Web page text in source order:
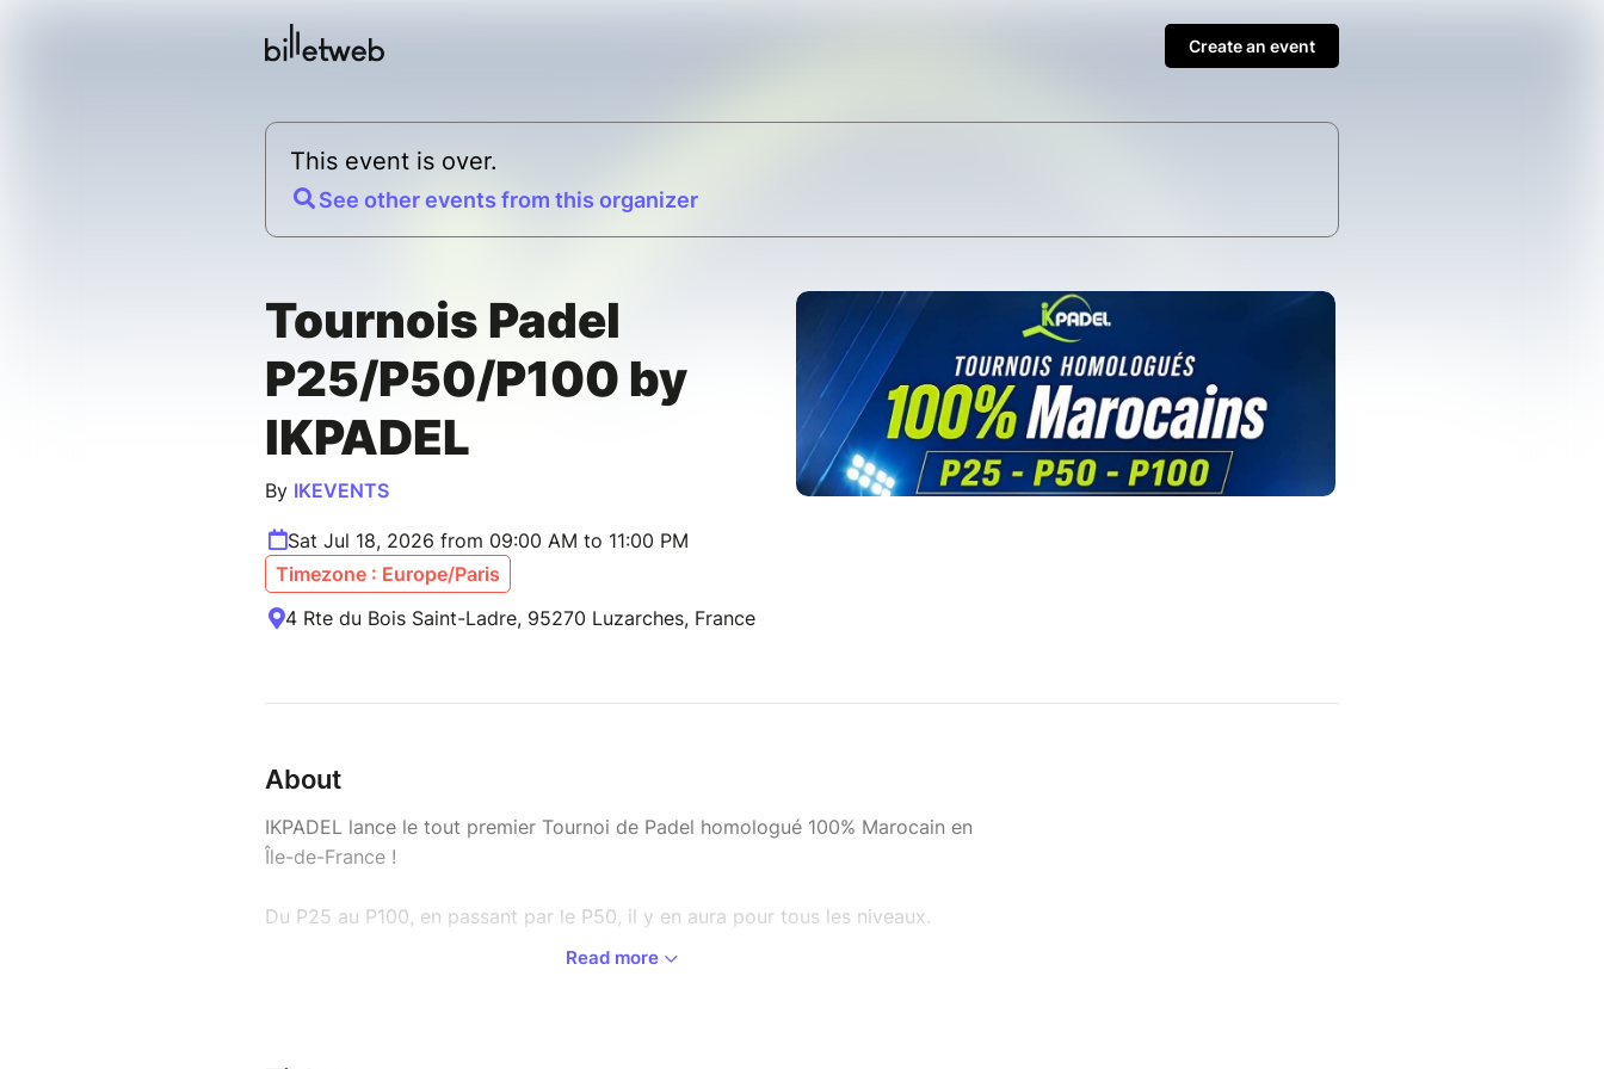
Create an event
This event is over.
See other events from this organizer
Tournois Padel
P25/P50/P100 by
IKPADEL
By IKEVENTS
Sat Jul 18, 2026 from 09:00 AM to 11:00 PM
Timezone : Europe/Paris
4 Rte du Bois Saint-Ladre, 95270 Luzarches, France
About
IKPADEL lance le tout premier Tournoi de Padel homologué 100% Marocain en
Île-de-France !
Du P25 au P100, en passant par le P50, il y en aura pour tous les niveaux.
Read more